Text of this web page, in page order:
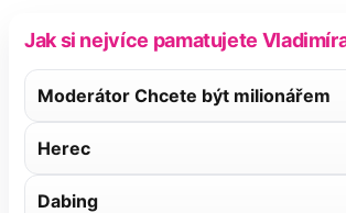
Jak si nejvíce pamatujete
Moderátor Chcete být milionářem
Herec
Dabing